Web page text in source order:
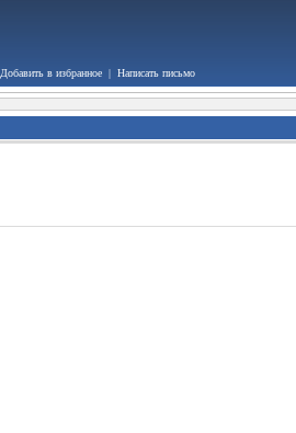
Добавить в избранное | Написать письмо